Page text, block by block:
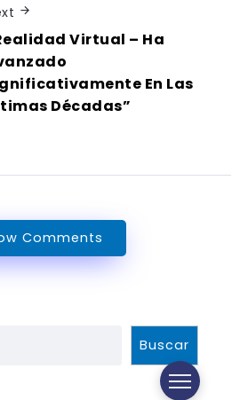
Virtual – Ha
En Las
Décadas”
Comments
Buscar